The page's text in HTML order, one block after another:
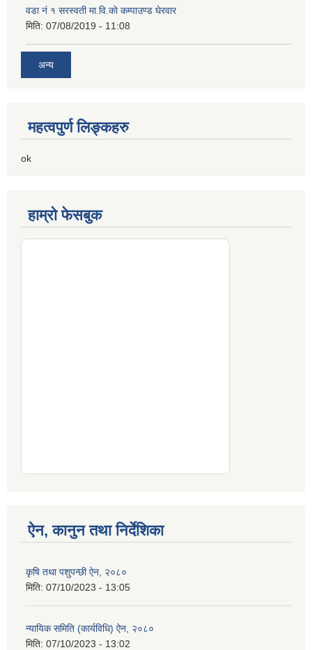
वडा नं १ सरस्वती मा.वि.काे कम्पाउण्ड घेरवार
मिति: 07/08/2019 - 11:08
अन्य
महत्वपुर्ण लिङ्कहरु
ok
हाम्रो फेसबुक
ऐन, कानुन तथा निर्देशिका
कृषि तथा पशुपन्छी ऐन, २०८०
मिति: 07/10/2023 - 13:05
न्यायिक समिति (कार्यविधि) ऐन, २०८०
मिति: 07/10/2023 - 13:02